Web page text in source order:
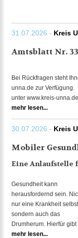
31.07.2026 - Kreis
Amtsblatt Nr. 33
Bei Rückfragen steht
unna.de zur Verfügung.
unter www.kreis-
mehr lesen...
30.07.2026 - Kreis
Mobiler
Eine Anlaufstelle
Gesundheit kann
herausfordernd sein.
nur eine Krankheit
sondern auch das
Drumherum. Hierfür
mehr lesen...